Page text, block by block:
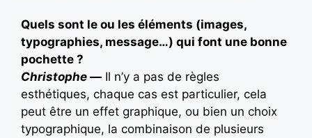
Quels sont le ou les éléments (images,
typographies, message…) qui font une bonne
pochette ?
Christophe —Il n’y a pas de règles
esthétiques, chaque cas est particulier, cela
peut être un effet graphique, ou bien un choix
typographique, la combinaison de plusieurs